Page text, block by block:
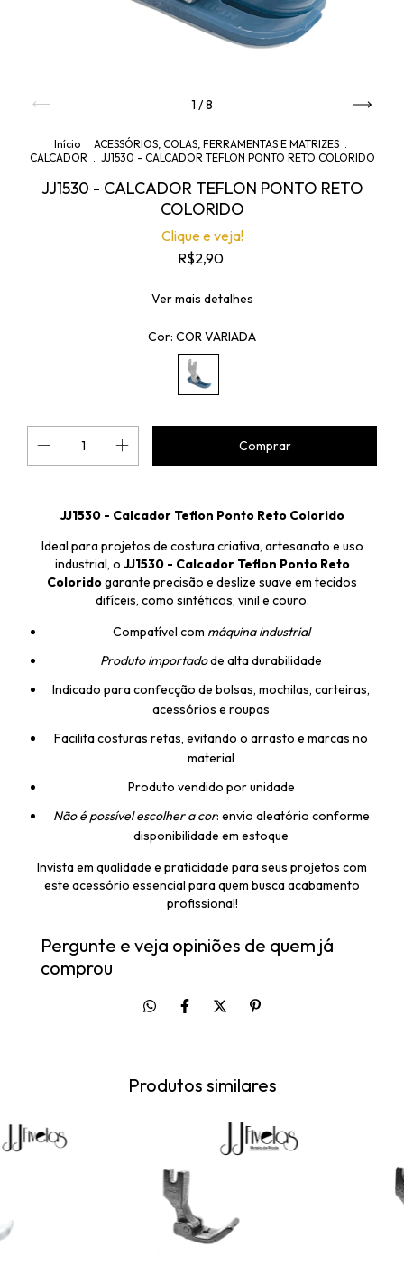
1 /8
Início . ACESSÓRIOS, COLAS, FERRAMENTAS E MATRIZES .
CALCADOR . JJ1530 - CALCADOR TEFLON PONTO RETO COLORIDO
JJ1530 - CALCADOR TEFLON PONTO RETO
COLORIDO
Clique e veja!
R$2,90
Ver mais detalhes
Cor: COR VARIADA
JJ1530 - Calcador Teflon Ponto Reto Colorido
Ideal para projetos de costura criativa, artesanato e uso
industrial, o JJ1530 - Calcador Teflon Ponto Reto
Coloridogarante precisão e deslize suave em tecidos
difíceis, como sintéticos, vinil e couro.
Compatível com máquina industrial
Produto importadode alta durabilidade
Indicado para confecção de bolsas, mochilas, carteiras,
acessórios e roupas
Facilita costuras retas, evitando o arrasto e marcas no
material
Produto vendido por unidade
Não é possível escolher a cor: envio aleatório conforme
disponibilidade em estoque
Invista em qualidade e praticidade para seus projetos com
este acessório essencial para quem busca acabamento
profissional!
Pergunte e veja opiniões de quem já
comprou
Produtos similares